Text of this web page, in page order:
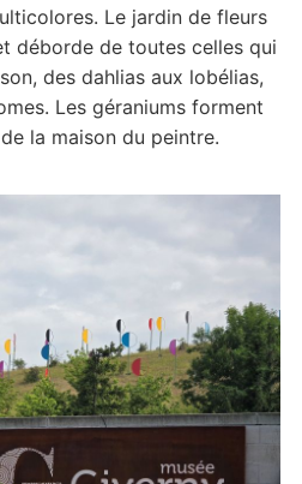
Le jardin de fleurs
déborde de toutes celles qui
des dahlias aux lobélias,
Les géraniums forment
la maison du peintre.